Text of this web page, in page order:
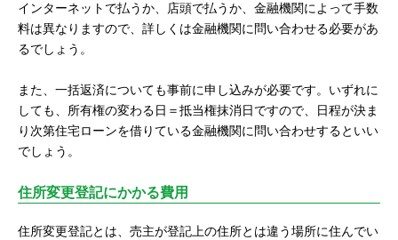
インターネットで払うか、店頭で払うか、金融機関によって手数
料は異なりますので、詳しくは金融機関に問い合わせる必要があ
るでしょう。
また、一括返済についても事前に申し込みが必要です。いずれに
しても、所有権の変わる日＝抵当権抹消日ですので、日程が決ま
り次第住宅ローンを借りている金融機関に問い合わせするといい
でしょう。
住所変更登記にかかる費用
住所変更登記とは、売主が登記上の住所とは違う場所に住んでい